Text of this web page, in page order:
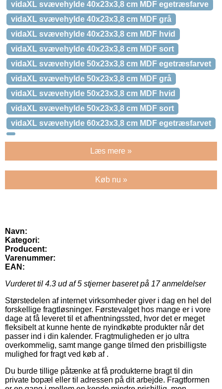
vidaXL svævehylde 40x23x3,8 cm MDF egetræsfarve
vidaXL svævehylde 40x23x3,8 cm MDF grå
vidaXL svævehylde 40x23x3,8 cm MDF hvid
vidaXL svævehylde 40x23x3,8 cm MDF sort
vidaXL svævehylde 50x23x3,8 cm MDF egetræsfarvet
vidaXL svævehylde 50x23x3,8 cm MDF grå
vidaXL svævehylde 50x23x3,8 cm MDF hvid
vidaXL svævehylde 50x23x3,8 cm MDF sort
vidaXL svævehylde 60x23x3,8 cm MDF egetræsfarvet
Læs mere »
Køb nu »
Navn:
Kategori:
Producent:
Varenummer:
EAN:
Vurderet til 4.3 ud af 5 stjerner baseret på 17anmeldelser
Størstedelen af internet virksomheder giver i dag en hel del
forskellige fragtløsninger. Førstevalget hos mange er i vore
dage at få leveret til et afhentningssted, hvor det er meget
fleksibelt at kunne hente de nyindkøbte produkter når det
passer ind i din kalender. Fragtmuligheden er jo ultra
overkommelig, samt mange gange tilmed den prisbilligste
mulighed for fragt ved køb af .
Du burde tillige påtænke at få produkterne bragt til din
private bopæl eller til adressen på dit arbejde. Fragtformen